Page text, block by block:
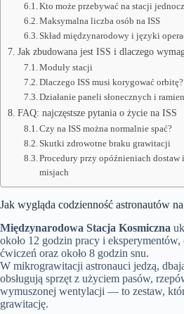
Kto może przebywać na stacji
Maksymalna liczba osób na ISS
Skład międzynarodowy i języki
Jak zbudowana jest ISS i dlaczego
Moduły stacji
Dlaczego ISS musi korygować orbitę?
Działanie paneli słonecznych i
FAQ: najczęstsze pytania o życie na ISS
Czy na ISS można normalnie spać?
Skutki zdrowotne braku grawitacji
Procedury przy opóźnieniach dostaw
misjach
Jak wygląda codzienność astronautów
Międzynarodowa Stacja Kosmiczna
około 12 godzin pracy i
ćwiczeń oraz około 8 godzin snu.
W mikrograwitacji astronauci jedzą,
obsługują sprzęt z użyciem pasów,
wymuszonej wentylacji — to zestaw,
grawitację.